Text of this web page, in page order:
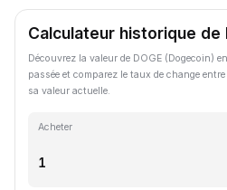
Calculateur historique de
Découvrez la valeur de DOGE (Dogecoin)
passée et comparez le taux de change
sa valeur actuelle.
Acheter